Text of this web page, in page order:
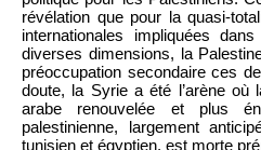
révélation que pour la quasi-
internationales impliquées
diverses dimensions, la
préoccupation secondaire ces
doute, la Syrie a été l’arène où
arabe renouvelée et plus
palestinienne, largement
tunisien et égyptien, est morte